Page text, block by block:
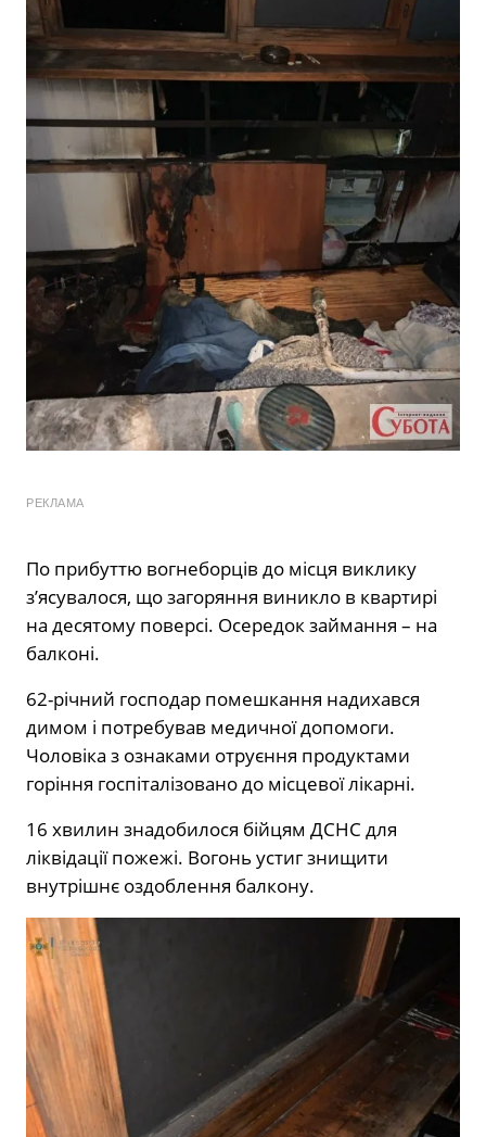
РЕКЛАМА
По прибуттю вогнеборців до місця виклику
з’ясувалося, що загоряння виникло в квартирі
на десятому поверсі. Осередок займання – на
балконі.
62-річний господар помешкання надихався
димом і потребував медичної допомоги.
Чоловіка з ознаками отруєння продуктами
горіння госпіталізовано до місцевої лікарні.
16 хвилин знадобилося бійцям ДСНС для
ліквідації пожежі. Вогонь устиг знищити
внутрішнє оздоблення балкону.